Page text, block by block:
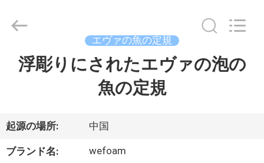
ロ
ダ
trading
Co.,Ltd.
エヴァの魚の定規
浮彫りにされたエヴァの泡の
魚の定規
起源の場所: 中国
ブランド名: wefoam